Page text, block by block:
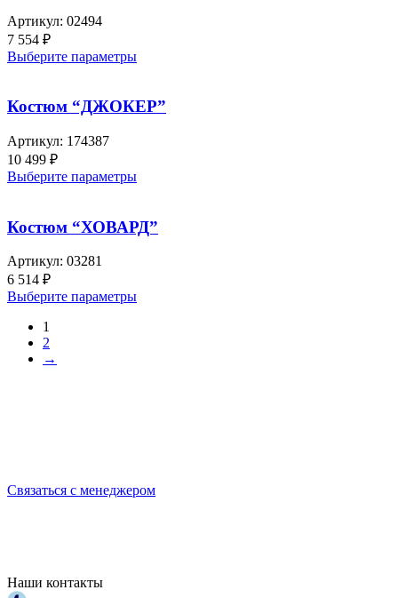
Артикул: 02494
7 554 ₽
Выберите параметры
Костюм “ДЖОКЕР”
Артикул: 174387
10 499 ₽
Выберите параметры
Костюм “ХОВАРД”
Артикул: 03281
6 514 ₽
Выберите параметры
1
2
→
Связаться с менеджером
Наши контакты